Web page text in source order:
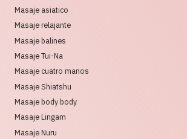
Masaje asiatico
Masaje relajante
Masaje balines
Masaje Tui-Na
Masaje cuatro manos
Masaje Shiatshu
Masaje body body
Masaje Lingam
Masaje Nuru